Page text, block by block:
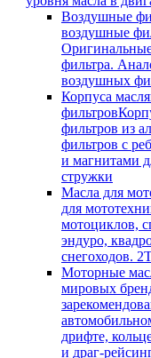
Воздушные
воздушные
фильтра.
воздушных
Корпуса
фильтров
фильтров из
фильтров с
и магнитами
стружки
Масла для
для
мотоциклов,
эндуро,
снегоходов.
Моторные
мировых
дрифте,
и драг-